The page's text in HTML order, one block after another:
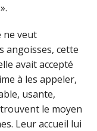
».
ne veut
angoisses, cette
avait accepté
à les appeler,
usante,
le moyen
Leur accueil lui